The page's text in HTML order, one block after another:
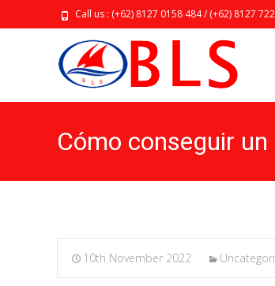
Call us : (+62) 8127 0158 484 / (+62) 8127
Cómo conseguir
10th November 2022